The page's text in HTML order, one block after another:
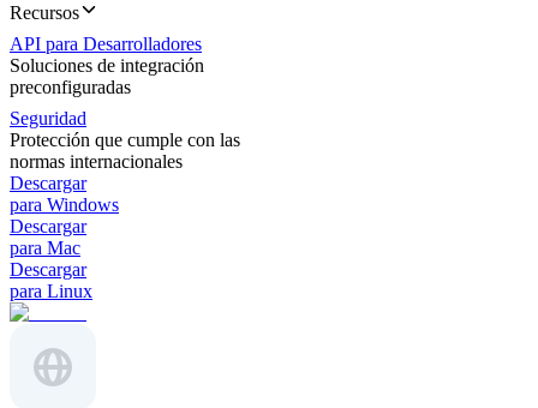
Recursos
API para Desarrolladores
Soluciones de integración
preconfiguradas
Seguridad
Protección que cumple con las
normas internacionales
Descargar
para Windows
Descargar
para Mac
Descargar
para Linux